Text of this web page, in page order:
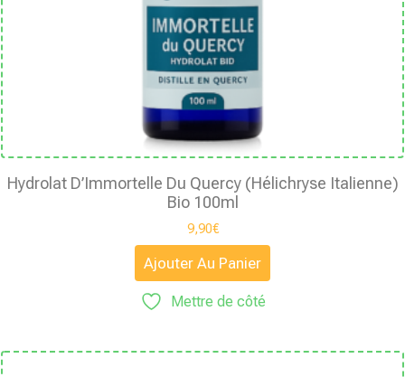
Hydrolat D’Immortelle Du Quercy (Hélichryse Italienne)
Bio 100ml
9,90€
Ajouter Au Panier
Mettre de côté